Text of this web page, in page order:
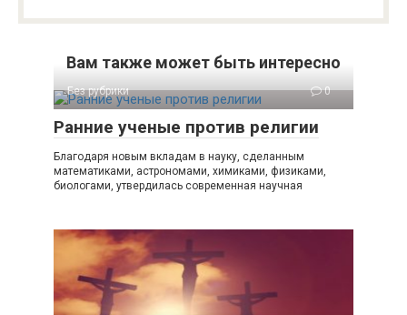
Вам также может быть интересно
Без рубрики 0
Ранние ученые против религии
Благодаря новым вкладам в науку, сделанным
математиками, астрономами, химиками, физиками,
биологами, утвердилась современная научная